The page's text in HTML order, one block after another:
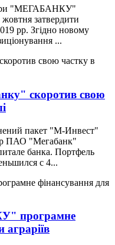
"МЕГАБАНКУ"
жовтня затвердити
рр. Згідно новому
...
скоротив свою
пакет "М-Инвест"
ПАО "Мегабанк"
банка. Портфель
с 4...
програмне
аграріїв